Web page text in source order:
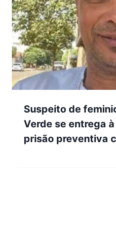
Suspeito de
Verde se entrega
prisão preventiva